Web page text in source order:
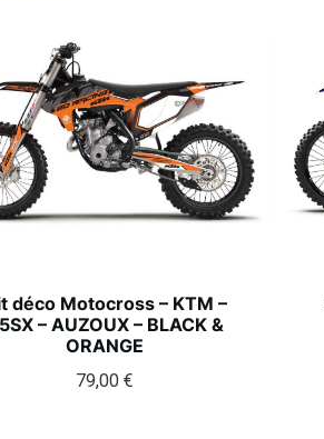
déco Motocross – KTM –
– AUZOUX – BLACK &
ORANGE
79,00€